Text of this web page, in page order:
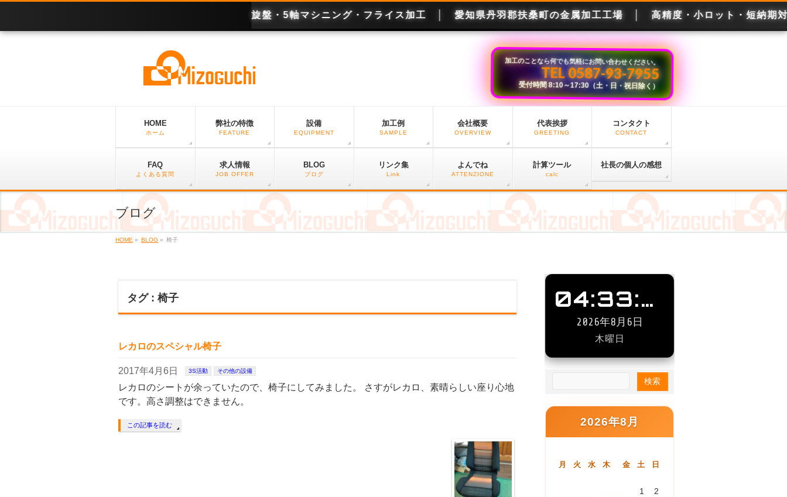
軸
工。
羽
扶
桑
会
加工のことなら何でも気軽にお問い合わせください。
TEL 0587-93-7955
受付時間 8:10～17:30（土・日・祝日除く）
HOME
ホーム
弊社の特徴
FEATURE
設備
EQUIPMENT
加工例
SAMPLE
会社概要
OVERVIEW
代表挨拶
GREETING
コンタクト
CONTACT
FAQ
よくある質問
求人情報
JOB OFFER
BLOG
ブログ
リンク集
Link
よんでね
ATTENZIONE
計算ツール
calc
社長の個人の感想
ブログ
HOME » BLOG » 椅子
タグ : 椅子
レカロのスペシャル椅子
2017年4月6日 3S活動 その他の設備
レカロのシートが余っていたので、椅子にしてみました。 さすがレカロ、素晴らしい座り心地
です。高さ調整はできません。
この記事を読む
04:33:51
2026年8月6日
木曜日
2026年8月
月 火 水 木 金 土 日
1 2